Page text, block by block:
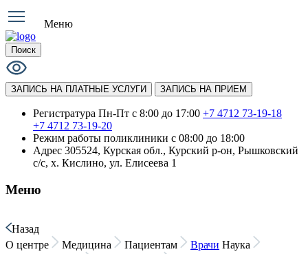
Меню
Поиск
ЗАПИСЬ НА ПЛАТНЫЕ УСЛУГИ ЗАПИСЬ НА ПРИЕМ
Регистратура Пн-Пт с 8:00 до 17:00 +7 4712 73-19-18
+7 4712 73-19-20
Режим работы поликлиники с 08:00 до 18:00
Адрес 305524, Курская обл., Курский р-он, Рышковский
с/с, х. Кислино, ул. Елисеева 1
Меню
Назад
О центре
Медицина Пациентам Врачи Наука